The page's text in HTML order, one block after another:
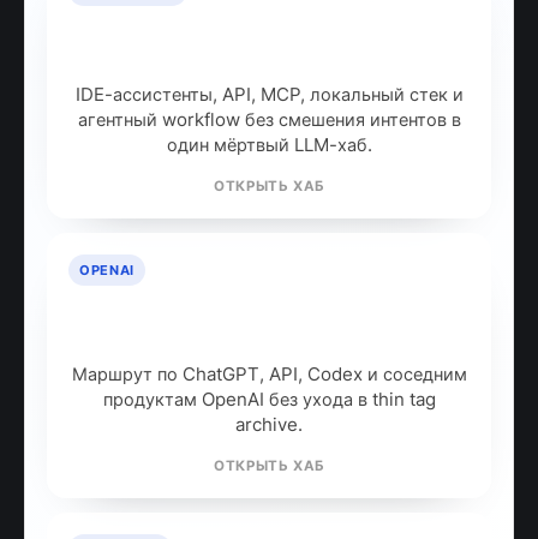
IDE-ассистенты, API, MCP, локальный стек и
агентный workflow без смешения интентов в
один мёртвый LLM-хаб.
ОТКРЫТЬ ХАБ
OPENAI
Маршрут по ChatGPT, API, Codex и соседним
продуктам OpenAI без ухода в thin tag
archive.
ОТКРЫТЬ ХАБ